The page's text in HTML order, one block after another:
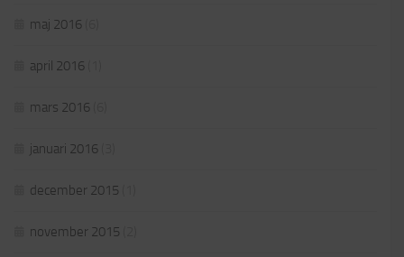
maj 2016
april 2016
mars 2016
januari 2016
december 2015
november 2015